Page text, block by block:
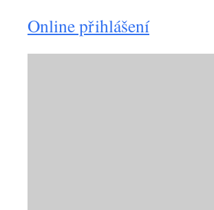
Online přihlášení